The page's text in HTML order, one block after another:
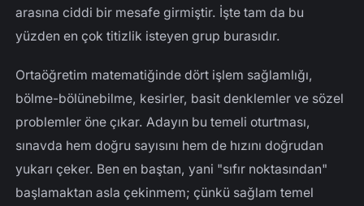
arasına ciddi bir mesafe girmiştir. İşte tam da bu
yüzden en çok titizlik isteyen grup burasıdır.
Ortaöğretim matematiğinde dört işlem sağlamlığı,
bölme-bölünebilme, kesirler, basit denklemler ve sözel
problemler öne çıkar. Adayın bu temeli oturtması,
sınavda hem doğru sayısını hem de hızını doğrudan
yukarı çeker. Ben en baştan, yani "sıfır noktasından"
başlamaktan asla çekinmem; çünkü sağlam temel